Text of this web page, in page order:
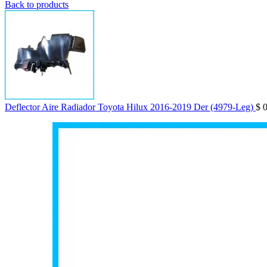
Back to products
Deflector Aire Radiador Toyota Hilux 2016-2019 Der (4979-Leg) $